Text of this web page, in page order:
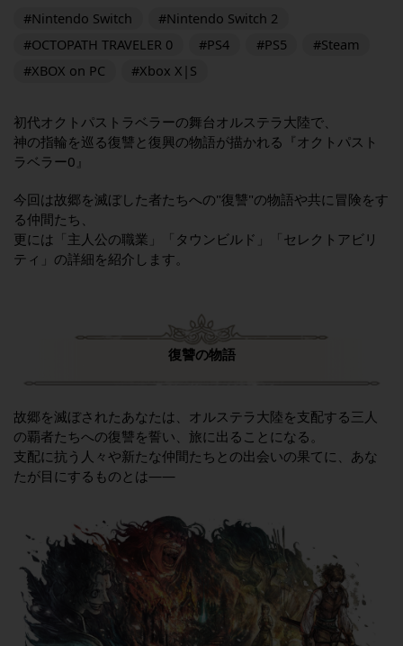
#Nintendo Switch
#Nintendo Switch 2
#OCTOPATH TRAVELER 0
#PS4 #PS5
#Steam
#XBOX on PC
#Xbox X|S
初代オクトパストラベラーの舞台オルステラ大陸で、
神の指輪を巡る復讐と復興の物語が描かれる『オクトパスト
ラベラー0』
今回は故郷を滅ぼした者たちへの"復讐"の物語や共に冒険をす
る仲間たち、
更には「主人公の職業」「タウンビルド」「セレクトアビリ
ティ」の詳細を紹介します。
復讐の物語
故郷を滅ぼされたあなたは、オルステラ大陸を支配する三人
の覇者たちへの復讐を誓い、旅に出ることになる。
支配に抗う人々や新たな仲間たちとの出会いの果てに、あな
たが目にするものとは――